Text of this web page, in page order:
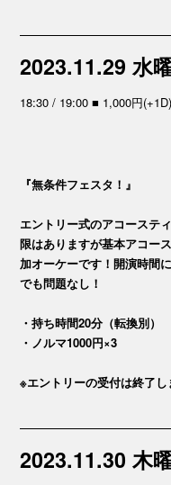
2023.11.29 水
18:30 / 19:00 ■ 1,000円(+1D)
『無条件フェスタ！』
エントリー式のアコーステ
限はありますが基本アコー
加オーケーです！開演時間
でも問題なし！
・持ち時間20分（転換別）
・ノルマ1000円×3
※エントリーの受付は終了し
2023.11.30 木